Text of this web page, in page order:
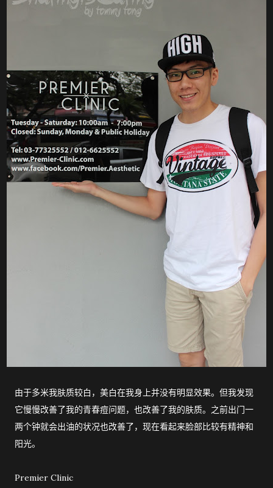
由于多米我肤质较白，美白在我身上并没有明显效果。但我发现
它慢慢改善了我的青春痘问题，也改善了我的肤质。之前出门一
两个钟就会出油的状况也改善了，现在看起来脸部比较有精神和
阳光。
Premier Clinic